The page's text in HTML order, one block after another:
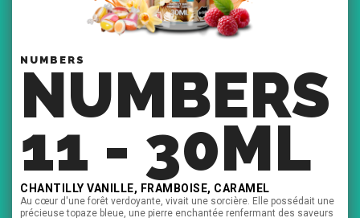
NUMBERS
NUMBERS
11 - 30ML
CHANTILLY VANILLE, FRAMBOISE, CARAMEL
Au cœur d'une forêt verdoyante, vivait une sorcière. Elle possédait une
précieuse topaze bleue, une pierre enchantée renfermant des saveurs